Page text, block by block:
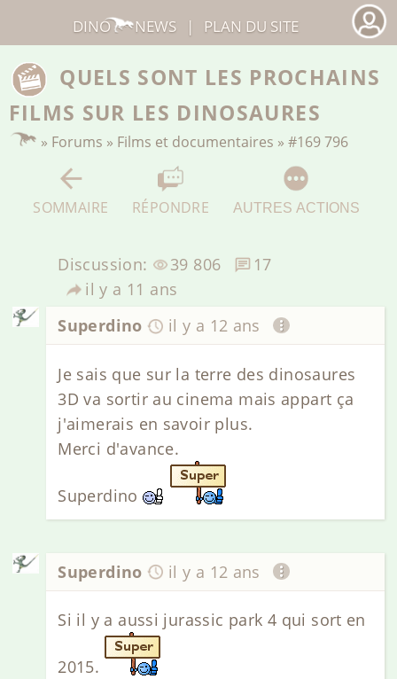
QUELS SONT LES PROCHAINS
FILMS SUR LES DINOSAURES
» Forums » Films et documentaires »#169 796
SOMMAIRE RÉPONDRE AUTRES ACTIONS
Discussion: 39 806
17
il y a 11 ans
Superdino
il y a 12 ans
Je sais que sur la terre des dinosaures
3D va sortir au cinema mais appart ça
j'aimerais en savoir plus.
Merci d'avance.
Superdino
Superdino il y a 12 ans
Si il y a aussi jurassic park 4 qui sort en
2015.
DINO NEWS | PLAN DU SITE